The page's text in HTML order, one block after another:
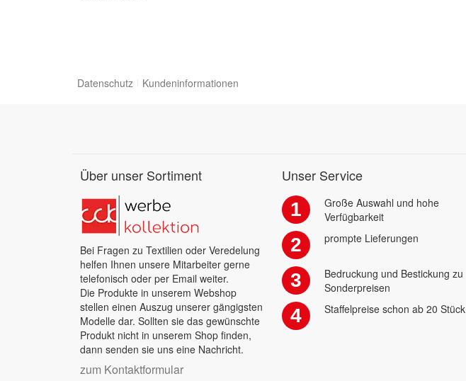
Datenschutz Kundeninformationen
Über unser Sortiment
Bei Fragen zu Textilien oder Veredelung
helfen Ihnen unsere Mitarbeiter gerne
telefonisch oder per Email weiter.
Die Produkte in unserem Webshop
stellen einen Auszug unserer gängigsten
Modelle dar. Sollten sie das gewünschte
Produkt nicht in unserem Shop finden,
dann senden sie uns eine Nachricht.
zum Kontaktformular
Unser Service
1
Große Auswahl und hohe
Verfügbarkeit
2 prompte Lieferungen
3
Bedruckung und Bestickung zu
Sonderpreisen
4 Staffelpreise schon ab 20 Stück